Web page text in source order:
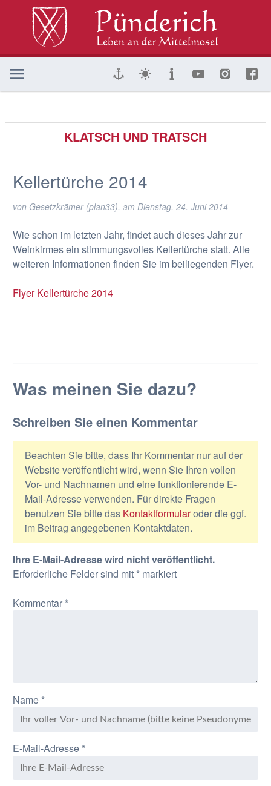
KLATSCH UND TRATSCH
Kellertürche 2014
von Gesetzkrämer (plan33), am Dienstag, 24. Juni 2014
Wie schon im letzten Jahr, findet auch dieses Jahr zur
Weinkirmes ein stimmungsvolles Kellertürche statt. Alle
weiteren Informationen finden Sie im beiliegenden Flyer.
Flyer Kellertürche 2014
Was meinen Sie dazu?
Schreiben Sie einen Kommentar
Beachten Sie bitte, dass Ihr Kommentar nur auf der
Website veröffentlicht wird, wenn Sie Ihren vollen
Vor- und Nachnamen und eine funktionierende E-
Mail-Adresse verwenden. Für direkte Fragen
benutzen Sie bitte das Kontaktformularoder die ggf.
im Beitrag angegebenen Kontaktdaten.
Ihre E-Mail-Adresse wird nicht veröffentlicht.
Erforderliche Felder sind mit *markiert
Kommentar *
Name *
E-Mail-Adresse *